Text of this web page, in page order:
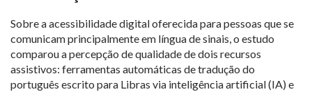
Sobre a acessibilidade digital oferecida para pessoas que se
comunicam principalmente em língua de sinais, o estudo
comparou a percepção de qualidade de dois recursos
assistivos: ferramentas automáticas de tradução do
português escrito para Libras via inteligência artificial (IA) e